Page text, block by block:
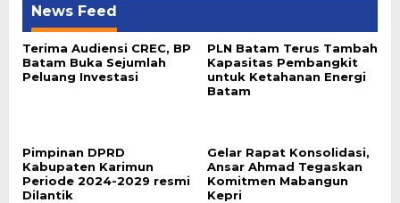
News Feed
Terima Audiensi CREC, BP
Batam Buka Sejumlah
Peluang Investasi
PLN Batam Terus Tambah
Kapasitas Pembangkit
untuk Ketahanan Energi
Batam
Pimpinan DPRD
Kabupaten Karimun
Periode 2024-2029 resmi
Dilantik
Gelar Rapat Konsolidasi,
Ansar Ahmad Tegaskan
Komitmen Mabangun
Kepri